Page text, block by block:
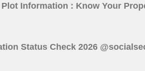
& Plot Information : Know Your
Status Check 2026